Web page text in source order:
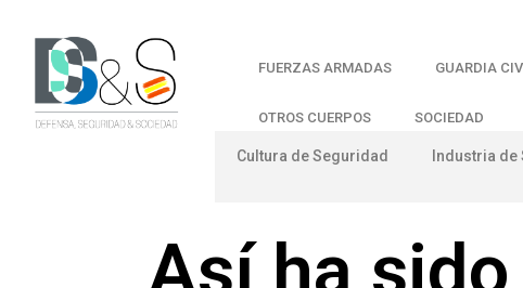
FUERZAS ARMADAS GUARDIA
OTROS CUERPOS SOCIEDAD
Cultura de Seguridad Industria
Así ha